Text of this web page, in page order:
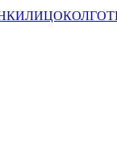
ЛИЦО